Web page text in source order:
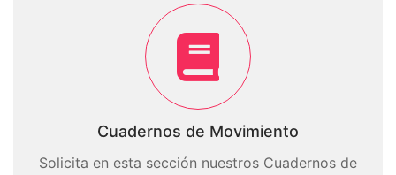
Cuadernos de Movimiento
Solicita en esta sección nuestros Cuadernos de